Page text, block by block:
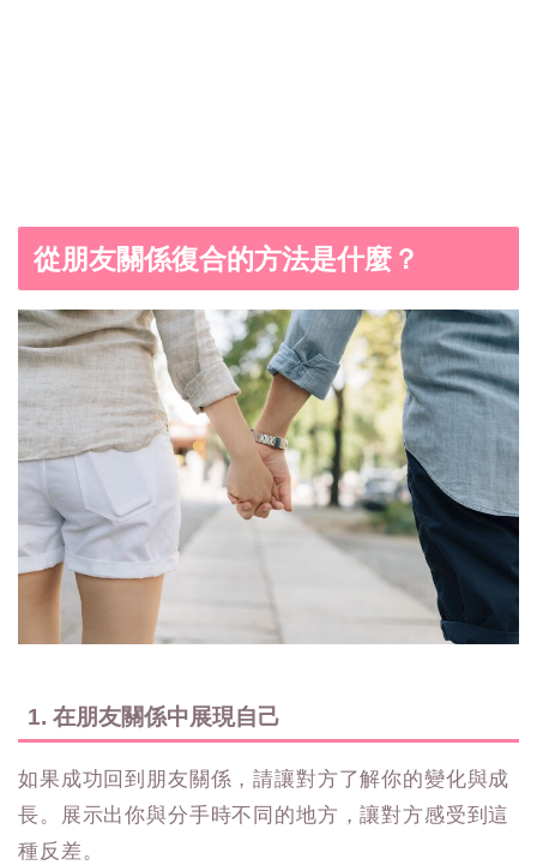
從朋友關係復合的方法是什麼？
1. 在朋友關係中展現自己
如果成功回到朋友關係，請讓對方了解你的變化與成
長。展示出你與分手時不同的地方，讓對方感受到這
種反差。